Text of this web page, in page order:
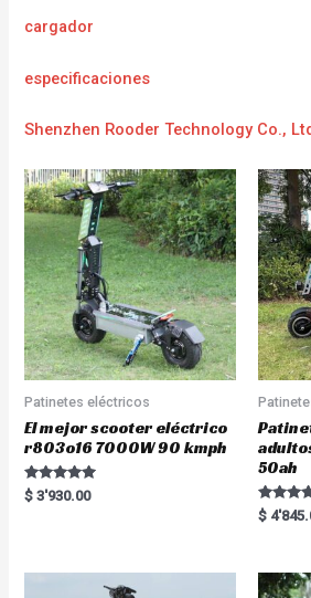
cargador
especificaciones
Shenzhen Rooder Technology Co.,
Patinetes eléctricos
El mejor scooter eléctrico
r803o16 7000W 90 kmph
Rated
5.00
$ 3'930.00
50ah
Rated
5.00
$